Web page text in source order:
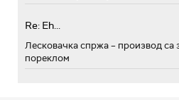
Re: Eh...
Лесковачка спржа – производ
пореклом